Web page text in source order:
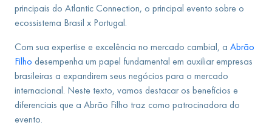
principais do Atlantic Connection, o principal evento sobre o
ecossistema Brasil x Portugal.
Com sua expertise e excelência no mercado cambial, a Abrão
Filho desempenha um papel fundamental em auxiliar empresas
brasileiras a expandirem seus negócios para o mercado
internacional. Neste texto, vamos destacar os benefícios e
diferenciais que a Abrão Filho traz como patrocinadora do
evento.